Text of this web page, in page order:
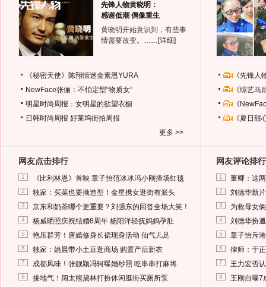
先锋人物黄晓明：
感谢低潮 偶像重生
黄晓明开始意识到，有些事
情需要改变。…… [详细]
《秘密天使》陈翔情迷金素恩YURA
NewFace张俪：不怕定型“物质女”
明星时尚周报：女明星的欲望衣橱
日韩时尚周报 好莱坞街拍周报
更多 >>
《先锋
《综艺
《
《夏日
网友点击排行
1 《比利林恩》首映 章子怡范冰冰冯小刚捧场红毯
2 独家：买菜也要拗造型！金星携女逛街有派头
3 京东和奶茶哪个更重要？刘强东的回答全场大笑！
4 杨威晒照庆祝结婚8周年 杨阳洋轻抚妈妈孕肚
5 艳压群芳！唐嫣修身长裙现身活动 仙气儿足
6 独家：姚晨带小土豆逛商场 购置产后新衣
7 成都风味！张靓颖冯轲曝婚纱照 吃串串打麻将
8 接地气！阔太熊黛林打扮休闲逛街买厕所泵
网友评论排行
1 董卿：这
2 刘德华新
3 为救母女
4 刘德华扮
5 章子怡斥
6 律师：于
7 王力宏否
8 王刚自曝7